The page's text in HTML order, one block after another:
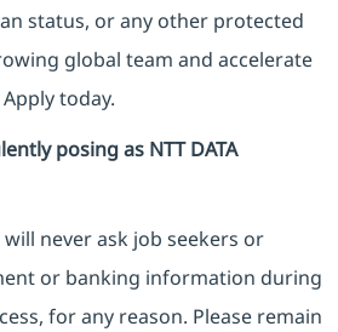
status, or any other protected
global team and accelerate
today.
posing as NTT DATA
will never ask job seekers or
or banking information during
for any reason. Please remain